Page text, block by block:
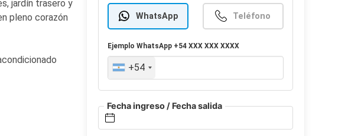
jardín trasero y
pleno corazón
WhatsApp Teléfono
EjemploWhatsApp +54 XXX XXX XXXX
+54
Fecha ingreso / Fecha salida